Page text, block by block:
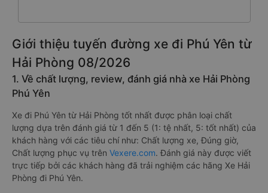
Giới thiệu tuyến đường xe đi Phú Yên từ
Hải Phòng 08/2026
1. Về chất lượng, review, đánh giá nhà xe Hải Phòng
Phú Yên
Xe đi Phú Yên từ Hải Phòng tốt nhất được phân loại chất
lượng dựa trên đánh giá từ 1 đến 5 (1: tệ nhất, 5: tốt nhất) của
khách hàng với các tiêu chí như: Chất lượng xe, Đúng giờ,
Chất lượng phục vụ trên Vexere.com. Đánh giá này được viết
trực tiếp bởi các khách hàng đã trải nghiệm các hãng Xe Hải
Phòng đi Phú Yên.